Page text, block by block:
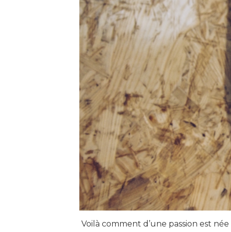
Voilà comment d’une passion est